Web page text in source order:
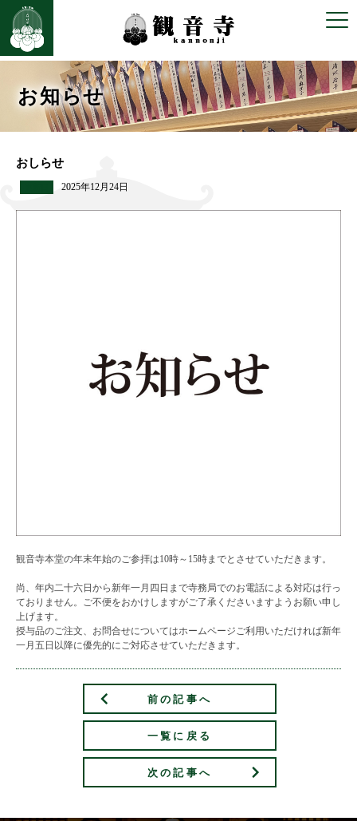
お知らせ
おしらせ
2025年12月24日
観音寺本堂の年末年始のご参拝は10時～15時までとさせていただきます。
尚、年内二十六日から新年一月四日まで寺務局でのお電話による対応は行っ
ておりません。ご不便をおかけしますがご了承くださいますようお願い申し
上げます。
授与品のご注文、お問合せについてはホームページご利用いただければ新年
一月五日以降に優先的にご対応させていただきます。
前の記事へ
一覧に戻る
次の記事へ